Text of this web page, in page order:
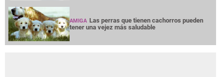
AMIGA Las perras que tienen cachorros pueden
tener una vejez más saludable